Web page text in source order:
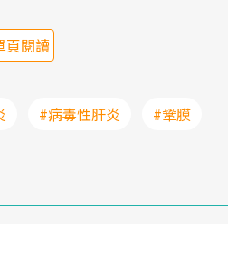
頁閱讀
#病毒性肝炎 #鞏膜